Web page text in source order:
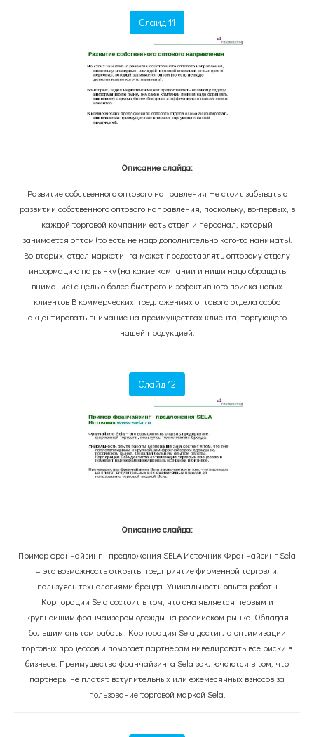
Слайд 11
Описание слайда:
Развитие собственного оптового направления Не стоит забывать о
развитии собственного оптового направления, поскольку, во-первых, в
каждой торговой компании есть отдел и персонал, который
занимается оптом (то есть не надо дополнительно кого-то нанимать).
Во-вторых, отдел маркетинга может предоставлять оптовому отделу
информацию по рынку (на какие компании и ниши надо обращать
внимание) с целью более быстрого и эффективного поиска новых
клиентов В коммерческих предложениях оптового отдела особо
акцентировать внимание на преимуществах клиента, торгующего
нашей продукцией.
Слайд 12
Описание слайда:
Пример франчайзинг - предложения SELA Источник Франчайзинг Sela
– это возможность открыть предприятие фирменной торговли,
пользуясь технологиями бренда. Уникальность опыта работы
Корпорации Sela состоит в том, что она является первым и
крупнейшим франчайзером одежды на российском рынке. Обладая
большим опытом работы, Корпорация Sela достигла оптимизации
торговых процессов и помогает партнёрам нивелировать все риски в
бизнесе. Преимущества франчайзинга Sela заключаются в том, что
партнеры не платят вступительных или ежемесячных взносов за
пользование торговой маркой Sela.